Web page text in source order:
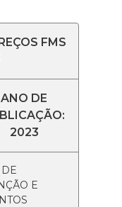
FMS
ANO DE
2023
E